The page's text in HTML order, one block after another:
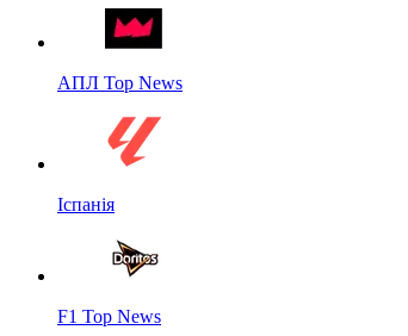
АПЛ Top News
Іспанія
F1 Top News